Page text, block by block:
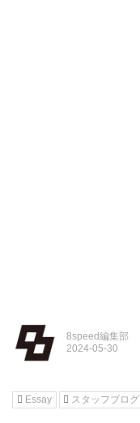
8speed編集部
Essay スタッフブログ